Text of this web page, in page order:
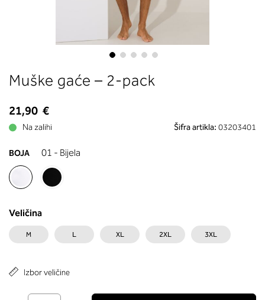
to
beginning
the
images
gallery
Muške gaće – 2-pack
21,90 €
Na zalihi Šifra artikla: 03203401
BOJA 01 - Bijela
Veličina
M L XL 2XL 3XL
Izbor veličine
boste prebrali, katera globina
ustreza vaši meri (A, B …) – iščite v
stolpcu, ki ste ga določili s
obsegom.